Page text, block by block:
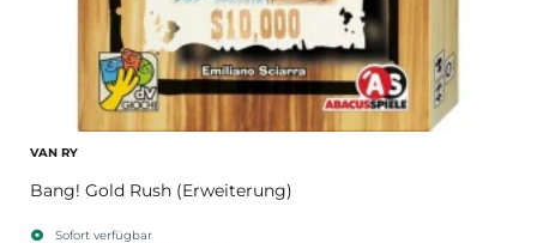
VAN RY
Bang! Gold Rush (Erweiterung)
Sofort verfügbar